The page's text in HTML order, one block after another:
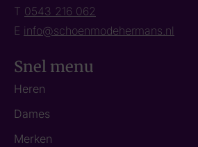
T 0543 216 062
E info@schoenmodehermans.nl
Snel menu
Heren
Dames
Merken